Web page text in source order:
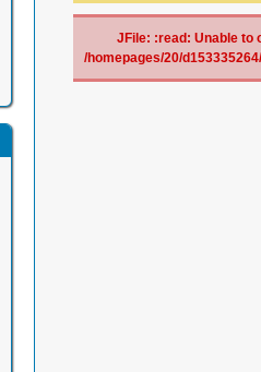
JFile: :read: Unable to
/homepages/20/